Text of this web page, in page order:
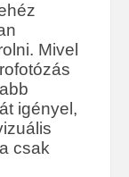
Mivel
igényel,
csak